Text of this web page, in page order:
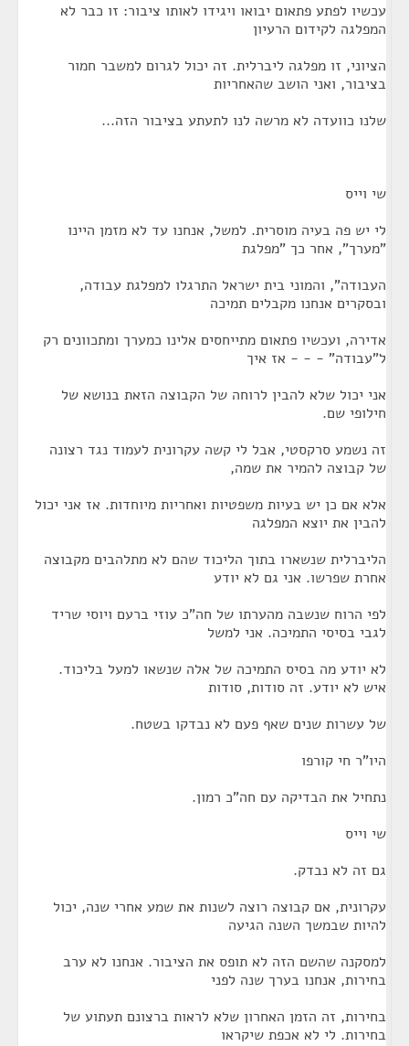
עכשיו לפתע פתאום יבואו ויגידו לאותו ציבור: זו כבר לא
המפלגה לקידום הרעיון
הציוני, זו מפלגה ליברלית. זה יכול לגרום למשבר חמור
בציבור, ואני הושב שהאחריות
שלנו כוועדה לא מרשה לנו לתעתע בציבור הזה...
שי וייס
לי יש פה בעיה מוסרית. למשל, אנחנו עד לא מזמן היינו
"מערך", אחר כך "מפלגת
העבודה", והמוני בית ישראל התרגלו למפלגת עבודה,
ובסקרים אנחנו מקבלים תמיכה
אדירה, ועכשיו פתאום מתייחסים אלינו כמערך ומתכוונים רק
ל"עבודה" - - - אז איך
אני יכול שלא להבין לרוחה של הקבוצה הזאת בנושא של
חילופי שם.
זה נשמע סרקסטי, אבל לי קשה עקרונית לעמוד נגד רצונה
של קבוצה להמיר את שמה,
אלא אם כן יש בעיות משפטיות ואחריות מיוחדות. אז אני יכול
להבין את יוצא המפלגה
הליברלית שנשארו בתוך הליכוד שהם לא מתלהבים מקבוצה
אחרת שפרשו. אני גם לא יודע
לפי הרוח שנשבה מהערתו של חה"כ עוזי ברעם ויוסי שריד
לגבי בסיסי התמיכה. אני למשל
לא יודע מה בסיס התמיכה של אלה שנשאו למעל בליכוד.
איש לא יודע. זה סודות, סודות
של עשרות שנים שאף פעם לא נבדקו בשטח.
היו"ר חי קורפו
נתחיל את הבדיקה עם חה"כ רמון.
שי וייס
גם זה לא נבדק.
עקרונית, אם קבוצה רוצה לשנות את שמע אחרי שנה, יכול
להיות שבמשך השנה הגיעה
למסקנה שהשם הזה לא תופס את הציבור. אנחנו לא ערב
בחירות, אנחנו בערך שנה לפני
בחירות, זה הזמן האחרון שלא לראות ברצונם תעתוע של
בחירות. לי לא אכפת שיקראו